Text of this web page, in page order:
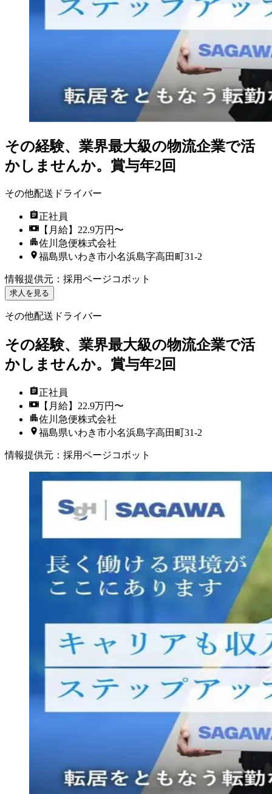
その経験、業界最大級の物流企業で活
かしませんか。賞与年2回
その他配送ドライバー
正社員
【月給】22.9万円〜
佐川急便株式会社
福島県いわき市小名浜島字高田町31-2
情報提供元 ： 採用ページコボット
求人を見る
その他配送ドライバー
その経験、業界最大級の物流企業で活
かしませんか。賞与年2回
正社員
【月給】22.9万円〜
佐川急便株式会社
福島県いわき市小名浜島字高田町31-2
情報提供元 ： 採用ページコボット